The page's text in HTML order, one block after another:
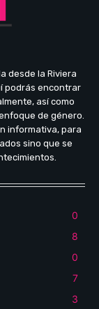
desde la Riviera
podrás encontrar
así como
de género.
informativa, para
sino que se
0
8
0
7
3